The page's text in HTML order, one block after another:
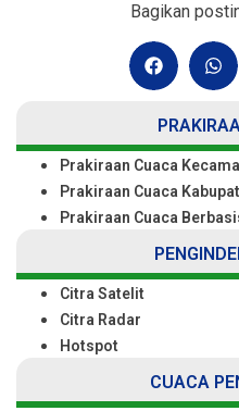
Bagikan
Prakiraan Cuaca
Prakiraan Cuaca
Prakiraan Cuaca
Citra Satelit
Citra Radar
Hotspot
CUACA